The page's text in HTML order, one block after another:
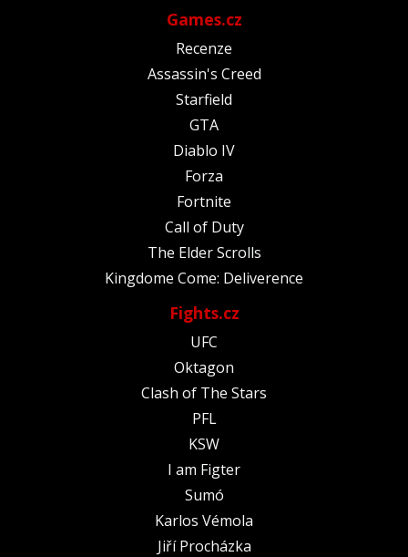
Games.cz
Recenze
Assassin's Creed
Starfield
GTA
Diablo IV
Forza
Fortnite
Call of Duty
The Elder Scrolls
Kingdome Come: Deliverence
Fights.cz
UFC
Oktagon
Clash of The Stars
PFL
KSW
I am Figter
Sumó
Karlos Vémola
Jiří Procházka